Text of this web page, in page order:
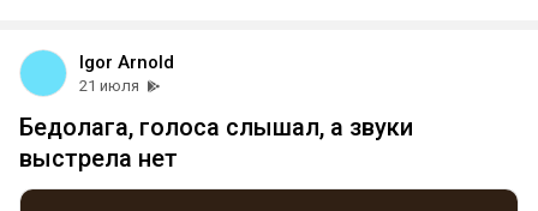
Igor Arnold
21 июля
Бедолага, голоса слышал, а звуки
выстрела нет